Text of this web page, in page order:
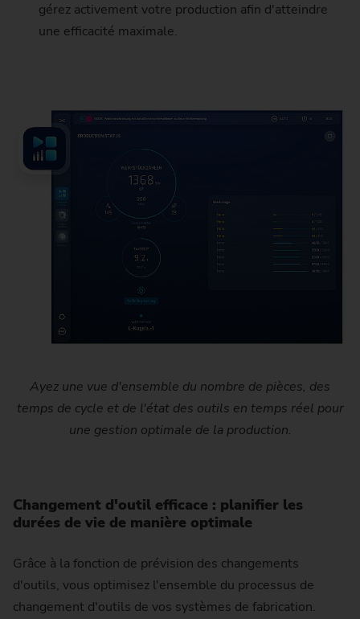
Ayez une vue d'ensemble du nombre de pièces, des
temps de cycle et de l'état des outils en temps réel pour
une gestion optimale de la production.
gérez activement votre production afin d'atteindre
une efficacité maximale.
Changement d'outil efficace : planifier les
durées de vie de manière optimale
Grâce à la fonction de prévision des changements
d'outils, vous optimisez l'ensemble du processus de
changement d'outils de vos systèmes de fabrication.